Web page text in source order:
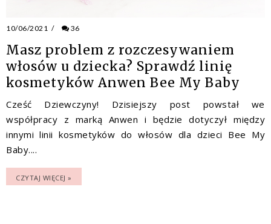
10/06/2021 / 36
Masz problem z rozczesywaniem
włosów u dziecka? Sprawdź linię
kosmetyków Anwen Bee My Baby
Cześć Dziewczyny! Dzisiejszy post powstał we
współpracy z marką Anwen i będzie dotyczył między
innymi linii kosmetyków do włosów dla dzieci Bee My
Baby....
CZYTAJ WIĘCEJ »